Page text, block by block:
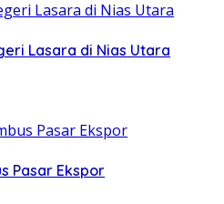
Lasara di Nias Utara
Pasar Ekspor